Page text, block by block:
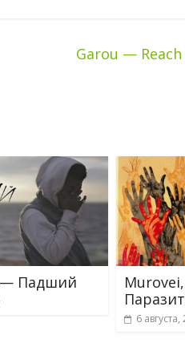
Garou — Reach
Падший
Паразит
6 августа,